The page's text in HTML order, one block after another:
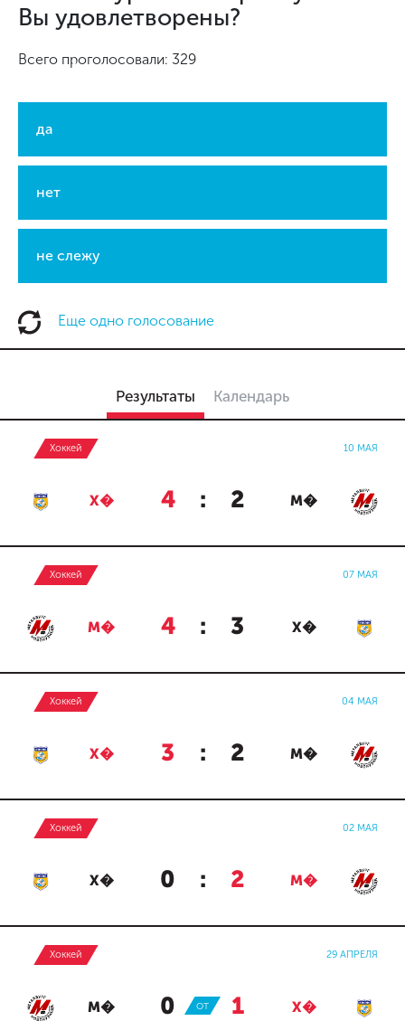
Вы удовлетворены?
Всего проголосовали: 329
да
нет
не слежу
Еще одно голосование
Результаты Календарь
Хоккей 10 МАЯ
Х� 4 : 2 М�
Хоккей 07 МАЯ
М� 4 : 3 Х�
Хоккей 04 МАЯ
Х� 3 : 2 М�
Хоккей 02 МАЯ
Х� 0 : 2 М�
Хоккей 29 АПРЕЛЯ
М� 0 : 1 Х�
ОТ